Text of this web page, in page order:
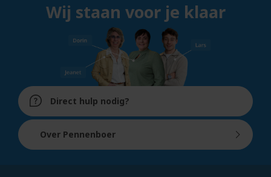
Wij staan voor je klaar
Direct hulp nodig?
Over Pennenboer